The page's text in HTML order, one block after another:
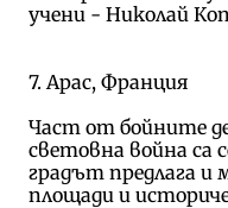
учени - Николай
7. Арас, Франция
Част от бойните
световна война са
градът предлага и
площади и